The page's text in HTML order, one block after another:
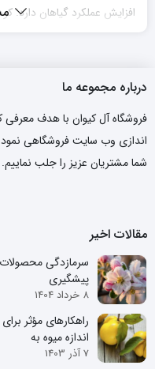
افزایش عملکرد گیاهان دارد.
صورت ترکیبات شیمیایی مانند
سپس به عنوان
استفاده از کود ازت شوک برای
افزایش رشد و عملکرد
اختلال در تعادل مواد
شود.
درباره مجموعه ما
فروشگاه آل کیوان با هدف معرفی
اندازی وب سایت فروشگاهی
شما مشتریان عزیز را جلب نماییم.
مقالات اخیر
سرمازدگی
پیشگیری
8 خرداد 1404
راهکارهای مؤثر
اندازه میوه به
7 آذر 1403